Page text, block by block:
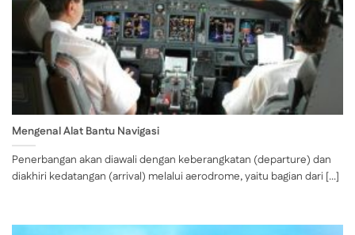
Mengenal Alat Bantu Navigasi
Penerbangan akan diawali dengan keberangkatan (departure) dan
diakhiri kedatangan (arrival) melalui aerodrome, yaitu bagian dari [...]